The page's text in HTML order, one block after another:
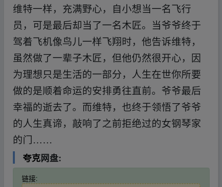
维特一样，充满野心，自小想当一名飞行
员，可是最后却当了一名木匠。当爷爷终于
驾着飞机像鸟儿一样飞翔时，他告诉维特，
虽然做了一辈子木匠，但他仍然很开心，因
为理想只是生活的一部分，人生在世你所要
做的是顺着命运的安排勇往直前。爷爷最后
幸福的逝去了。而维特，也终于领悟了爷爷
的人生真谛，敲响了之前拒绝过的女钢琴家
的门……
夸克网盘:
链接: